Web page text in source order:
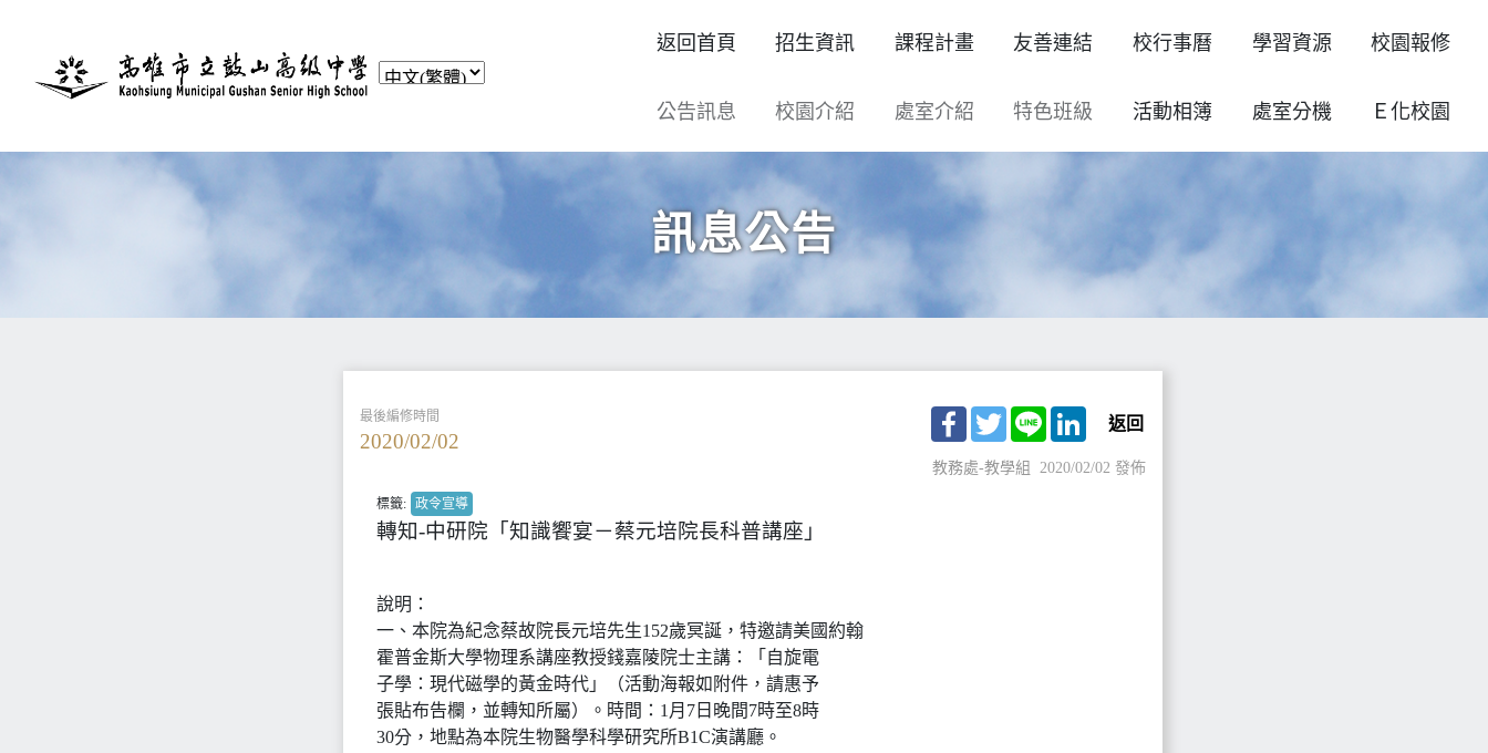
返回首頁 招生資訊 課程計畫 友善連結 校行事曆 學習資源 校園報修
公告訊息 校園介紹 處室介紹 特色班級 活動相簿 處室分機 Ｅ化校園
訊息公告
最後編修時間
2020/02/02
Facebook
TwitterLine LinkedIn
返回
教務處-教學組 2020/02/02 發佈
標籤: 政令宣導
轉知-中研院「知識饗宴－蔡元培院長科普講座」
說明：
一、本院為紀念蔡故院長元培先生152歲冥誕，特邀請美國約翰
霍普金斯大學物理系講座教授錢嘉陵院士主講：「自旋電
子學：現代磁學的黃金時代」（活動海報如附件，請惠予
張貼布告欄，並轉知所屬）。時間：1月7日晚間7時至8時
30分，地點為本院生物醫學科學研究所B1C演講廳。